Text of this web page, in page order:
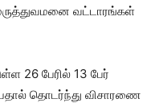
மருத்துவமனை வட்டாரங்கள்
26 பேரில் 13 பேர்
தொடர்ந்து விசாரணை